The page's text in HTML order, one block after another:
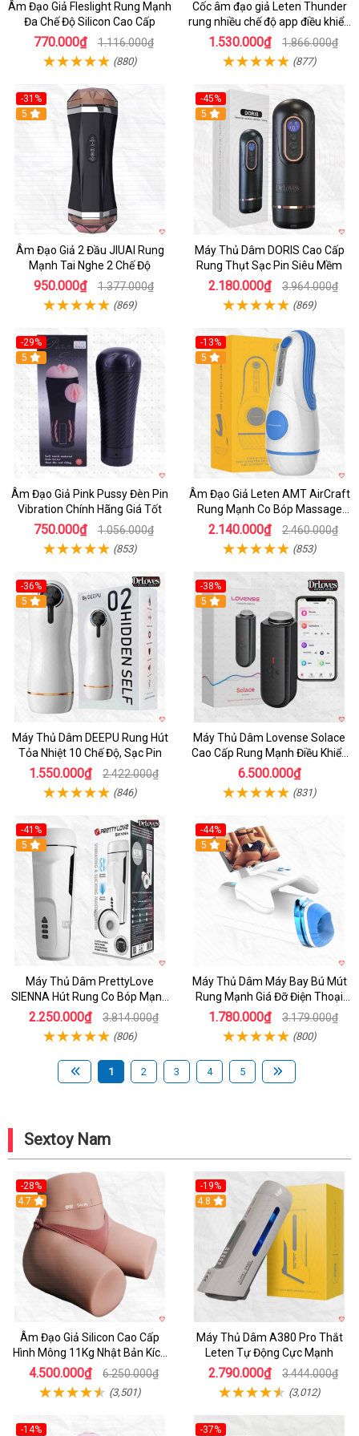
Âm Đạo Giả Fleslight Rung Mạnh
Đa Chế Độ Silicon Cao Cấp
770.000₫ 1.116.000₫
(880)
Cốc âm đạo giả Leten Thunder
rung nhiều chế độ app điều khiển
tiện lợi
1.530.000₫ 1.866.000₫
(877)
-31%
5
Âm Đạo Giả 2 Đầu JIUAI Rung
Mạnh Tai Nghe 2 Chế Độ
950.000₫ 1.377.000₫
(869)
-45%
Hot
5
Máy Thủ Dâm DORIS Cao Cấp
Rung Thụt Sạc Pin Siêu Mềm
2.180.000₫ 3.964.000₫
(869)
-29%
5
Âm Đạo Giả Pink Pussy Đèn Pin
Vibration Chính Hãng Giá Tốt
750.000₫ 1.056.000₫
(853)
-13%
5
Âm Đạo Giả Leten AMT AirCraft
Rung Mạnh Co Bóp Massage
Êm Ái
2.140.000₫ 2.460.000₫
(853)
-36%
Hot
5
Máy Thủ Dâm DEEPU Rung Hút
Tỏa Nhiệt 10 Chế Độ, Sạc Pin
1.550.000₫ 2.422.000₫
(846)
-38%
Hot
5
Máy Thủ Dâm Lovense Solace
Cao Cấp Rung Mạnh Điều Khiển
App
6.500.000₫
(831)
-41%
Hot
5
Máy Thủ Dâm PrettyLove
SIENNA Hút Rung Co Bóp Mạnh
Mẽ Nam
2.250.000₫ 3.814.000₫
(806)
-44%
Hot
5
Máy Thủ Dâm Máy Bay Bú Mút
Rung Mạnh Giá Đỡ Điện Thoại
Chính Hãng
1.780.000₫ 3.179.000₫
(800)
1 2 3 4 5
Sextoy Nam
-28%
4.7
Âm Đạo Giả Silicon Cao Cấp
Hình Mông 11Kg Nhật Bản Kích
Thước Như Thật
4.500.000₫ 6.250.000₫
(3,501)
-19%
Hot
4.8
Máy Thủ Dâm A380 Pro Thắt
Leten Tự Động Cực Mạnh
2.790.000₫ 3.444.000₫
(3,012)
-14%
-37%